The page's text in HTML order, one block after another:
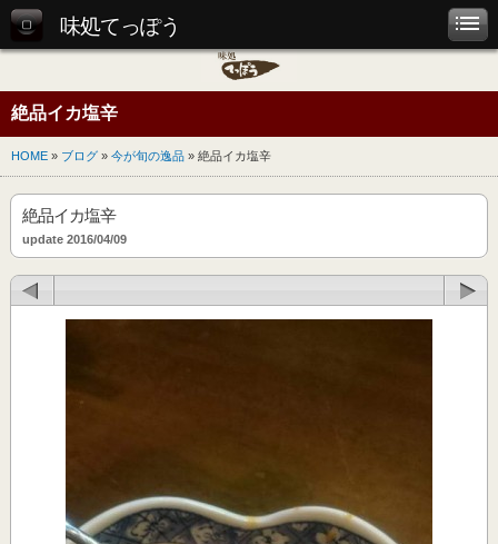
味処てっぽう
絶品イカ塩辛
HOME » ブログ » 今が旬の逸品 » 絶品イカ塩辛
絶品イカ塩辛
update 2016/04/09